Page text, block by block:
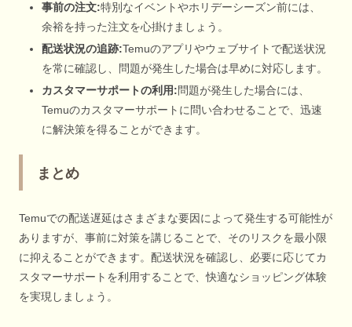
事前の注文:特別なイベントやホリデーシーズン前には、
余裕を持った注文を心掛けましょう。
配送状況の追跡:Temuのアプリやウェブサイトで配送状況
を常に確認し、問題が発生した場合は早めに対応します。
カスタマーサポートの利用:問題が発生した場合には、
Temuのカスタマーサポートに問い合わせることで、迅速
に解決策を得ることができます。
まとめ
Temuでの配送遅延はさまざまな要因によって発生する可能性が
ありますが、事前に対策を講じることで、そのリスクを最小限
に抑えることができます。配送状況を確認し、必要に応じてカ
スタマーサポートを利用することで、快適なショッピング体験
を実現しましょう。